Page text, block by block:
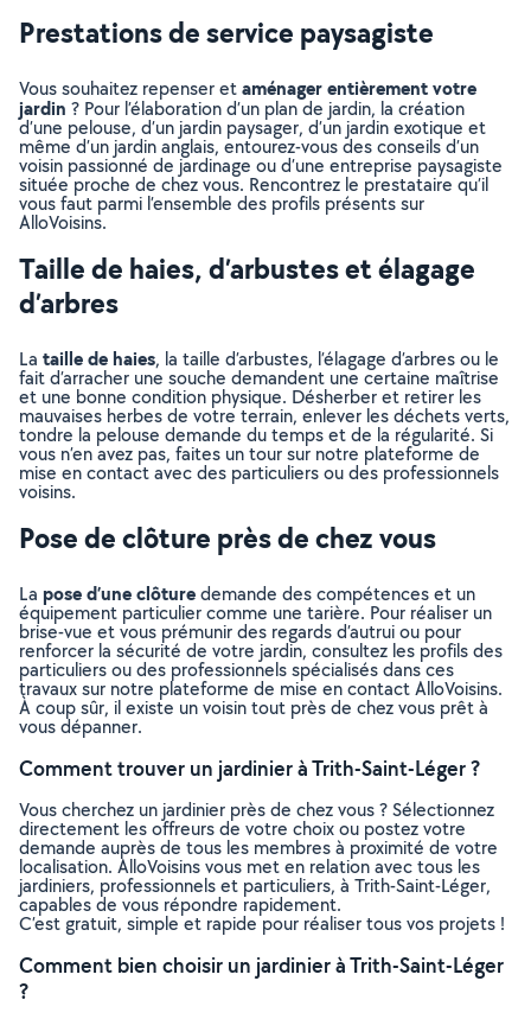
Prestations de service paysagiste
Vous souhaitez repenser etaménager entièrement votre
jardin ? Pour l’élaboration d’un plan de jardin, la création
d’une pelouse, d’un jardin paysager, d’un jardin exotique et
même d’un jardin anglais, entourez-vous des conseils d’un
voisin passionné de jardinage ou d’une entreprise paysagiste
située proche de chez vous. Rencontrez le prestataire qu’il
vous faut parmi l’ensemble des profils présents sur
AlloVoisins.
Taille de haies, d’arbustes et élagage
d’arbres
La taille de haies, la taille d’arbustes, l’élagage d’arbres ou le
fait d’arracher une souche demandent une certaine maîtrise
et une bonne condition physique. Désherber et retirer les
mauvaises herbes de votre terrain, enlever les déchets verts,
tondre la pelouse demande du temps et de la régularité. Si
vous n’en avez pas, faites un tour sur notre plateforme de
mise en contact avec des particuliers ou des professionnels
voisins.
Pose de clôture près de chez vous
La pose d’une clôturedemande des compétences et un
équipement particulier comme une tarière. Pour réaliser un
brise-vue et vous prémunir des regards d’autrui ou pour
renforcer la sécurité de votre jardin, consultez les profils des
particuliers ou des professionnels spécialisés dans ces
travaux sur notre plateforme de mise en contact AlloVoisins.
À coup sûr, il existe un voisin tout près de chez vous prêt à
vous dépanner.
Comment trouver un jardinier à Trith-Saint-Léger ?
Vous cherchez un jardinier près de chez vous ? Sélectionnez
directement les offreurs de votre choix ou postez votre
demande auprès de tous les membres à proximité de votre
localisation. AlloVoisins vous met en relation avec tous les
jardiniers, professionnels et particuliers, à Trith-Saint-Léger,
capables de vous répondre rapidement.
C’est gratuit, simple et rapide pour réaliser tous vos projets !
Comment bien choisir un jardinier à Trith-Saint-Léger
?